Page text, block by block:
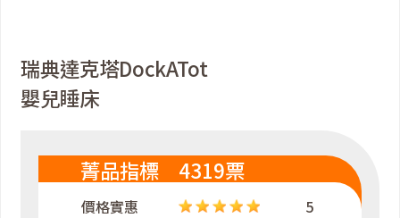
瑞典達克塔DockATot
嬰兒睡床
菁品指標 4319票
價格實惠
5